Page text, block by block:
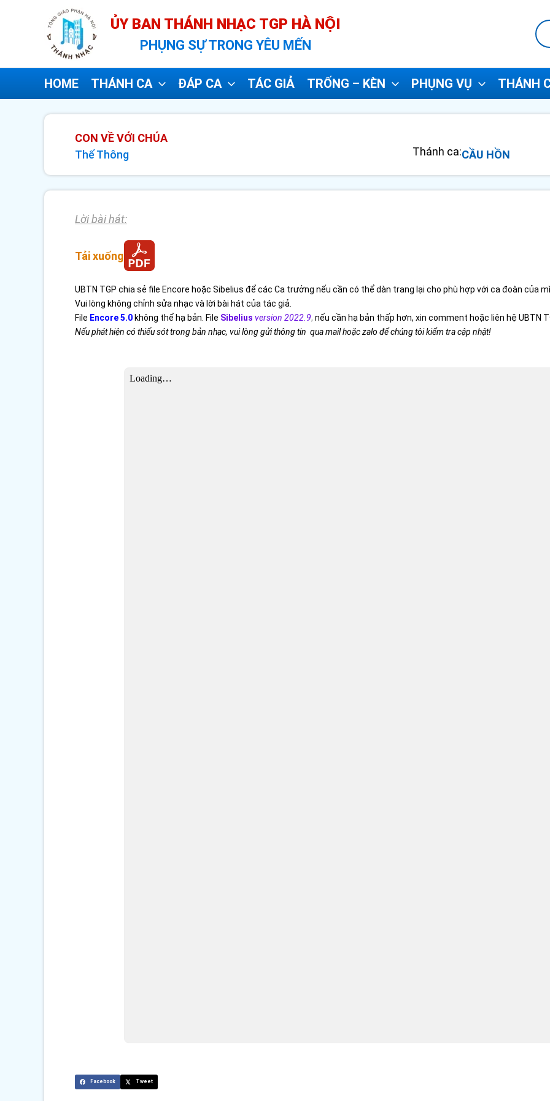
dung
ỦY BAN THÁNH NHẠC TGP HÀ NỘI
PHỤNG SỰ TRONG YÊU MẾN
HOME THÁNH CA ĐÁP CA TÁC GIẢ TRỐNG – KÈN PHỤNG VỤ THÁNH
CON VỀ VỚI CHÚA
Thế Thông
Thánh ca:CẦU HỒN
Lời bài hát:
Tải xuống
UBTN TGP chia sẻ file Encore hoặc Sibelius để các Ca trưởng nếu cần có thể dàn trang lại cho phù hợp với ca đoàn của
Vui lòng không chỉnh sửa nhạc và lời bài hát của tác giả.
File Encore 5.0 không thể hạ bản. File Sibelius version 2022.9, nếu cần hạ bản thấp hơn, xin comment hoặc liên hệ UBTN
Nếu phát hiện có thiếu sót trong bản nhạc, vui lòng gửi thông tin qua mail hoặc zalo để chúng tôi kiểm tra cập nhật!
Facebook Tweet